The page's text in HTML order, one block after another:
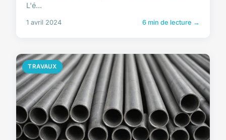
L'é...
1 avril 2024 6 min de lecture →
TRAVAUX